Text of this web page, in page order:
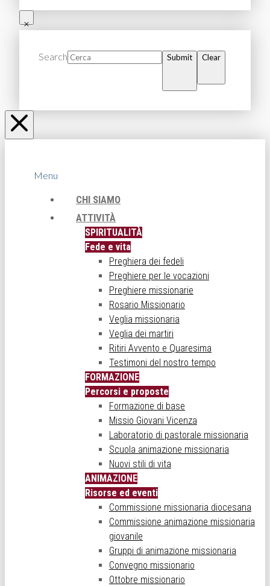
Search Submit Clear
Menu
CHI SIAMO
ATTIVITÀ
SPIRITUALITÀ
Fede e vita
Preghiera dei fedeli
Preghiere per le vocazioni
Preghiere missionarie
Rosario Missionario
Veglia missionaria
Veglia dei martiri
Ritiri Avvento e Quaresima
Testimoni del nostro tempo
FORMAZIONE
Percorsi e proposte
Formazione di base
Missio Giovani Vicenza
Laboratorio di pastorale missionaria
Scuola animazione missionaria
Nuovi stili di vita
ANIMAZIONE
Risorse ed eventi
Commissione missionaria diocesana
Commissione animazione missionaria
giovanile
Gruppi di animazione missionaria
Convegno missionario
Ottobre missionario